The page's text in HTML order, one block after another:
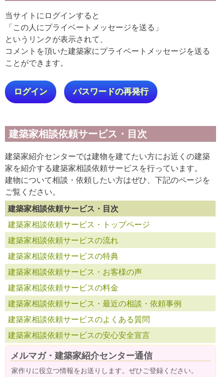
当サイトにログインすると
「この人にプライベートメッセージを送る」
というリンクが表示されて、
コメントを頂いた建築家にプライベートメッセージを送る
ことができます。
ログイン パスワードの再発行
建築家相談依頼サービス・目次
建築家紹介センターでは建物を建てたい方にお近くの建築
家を紹介する建築家相談依頼サービスを行っています。
建物について相談・依頼したい方はぜひ、下記のページを
ご覧ください。
建築家相談依頼サービス・目次
建築家相談依頼サービス・トップページ
建築家相談依頼サービスの流れ
建築家相談依頼サービスの特典
建築家相談依頼サービス・お客様の声
建築家相談依頼サービスの料金
建築家相談依頼サービス・最近の相談・依頼事例
建築家相談依頼サービスのよくある質問
建築家相談依頼サービスの安心安全宣言
メルマガ・建築家紹介センター通信
家作りに役立つ情報をお送りします。ぜひご登録ください。